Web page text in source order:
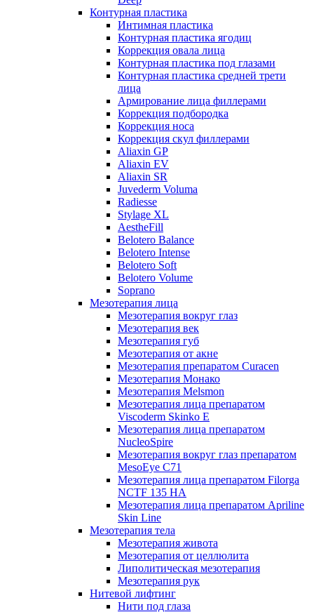
Контурная пластика
Интимная пластика
Контурная пластика ягодиц
Коррекция овала лица
Контурная пластика под глазами
Контурная пластика средней трети
лица
Армирование лица филлерами
Коррекция подбородка
Коррекция носа
Коррекция скул филлерами
Aliaxin GP
Aliaxin EV
Aliaxin SR
Juvederm Voluma
Radiesse
Stylage XL
AestheFill
Belotero Balance
Belotero Intense
Belotero Soft
Belotero Volume
Soprano
Мезотерапия лица
Мезотерапия вокруг глаз
Мезотерапия век
Мезотерапия губ
Мезотерапия от акне
Мезотерапия препаратом Curacen
Мезотерапия Монако
Мезотерапия Melsmon
Мезотерапия лица препаратом
Viscoderm Skinko E
Мезотерапия лица препаратом
NucleoSpire
Мезотерапия вокруг глаз препаратом
MesoEye С71
Мезотерапия лица препаратом Filorga
NCTF 135 HA
Мезотерапия лица препаратом Apriline
Skin Line
Мезотерапия тела
Мезотерапия живота
Мезотерапия от целлюлита
Липолитическая мезотерапия
Мезотерапия рук
Нитевой лифтинг
Нити под глаза